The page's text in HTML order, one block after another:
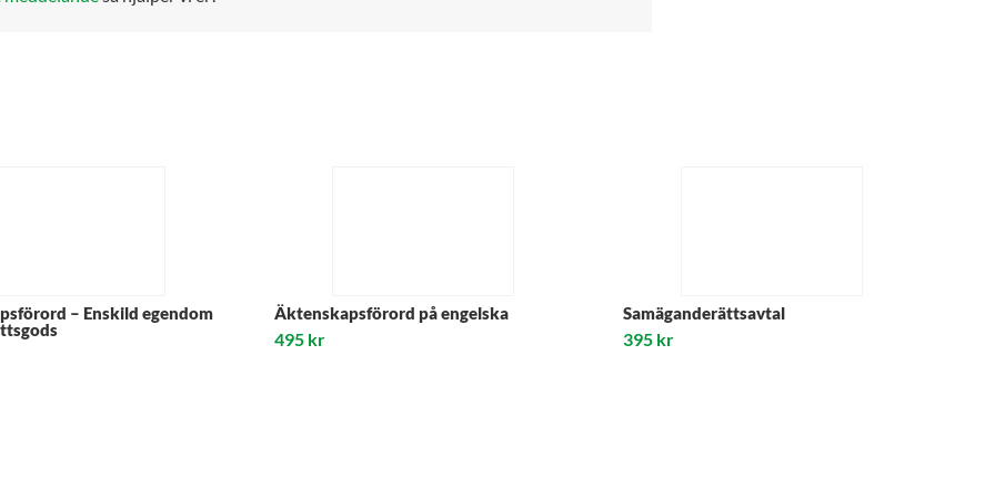
– Enskild egendom
Äktenskapsförord på engelska
495 kr
Samäganderättsavtal
395 kr